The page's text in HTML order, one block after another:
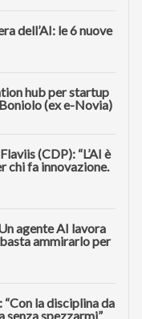
dell’AI: le 6 nuove
hub per startup
(ex e-Novia)
(CDP): “L’AI è
chi fa innovazione.
agente AI lavora
ammirarlo per
la disciplina da
spezzarmi”